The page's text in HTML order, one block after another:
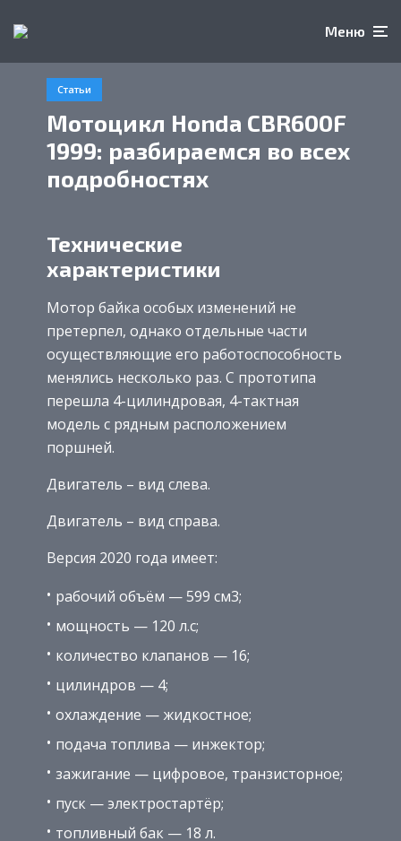
Меню
Статьи
Мотоцикл Honda CBR600F
1999: разбираемся во всех
подробностях
Технические
характеристики
Мотор байка особых изменений не
претерпел, однако отдельные части
осуществляющие его работоспособность
менялись несколько раз. С прототипа
перешла 4-цилиндровая, 4-тактная
модель с рядным расположением
поршней.
Двигатель – вид слева.
Двигатель – вид справа.
Версия 2020 года имеет:
рабочий объём — 599 см3;
мощность — 120 л.с;
количество клапанов — 16;
цилиндров — 4;
охлаждение — жидкостное;
подача топлива — инжектор;
зажигание — цифровое, транзисторное;
пуск — электростартёр;
топливный бак — 18 л.